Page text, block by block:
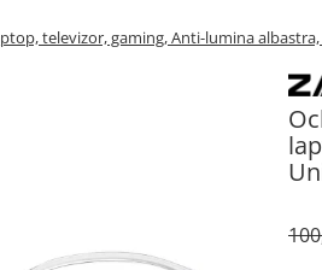
televizor, gaming, Anti-lumina